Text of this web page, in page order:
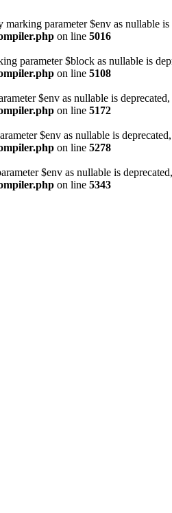
parameter $env as nullable
on line 5016
parameter $block as nullable is
on line 5108
$env as nullable is
on line 5172
$env as nullable is
on line 5278
$env as nullable is
on line 5343